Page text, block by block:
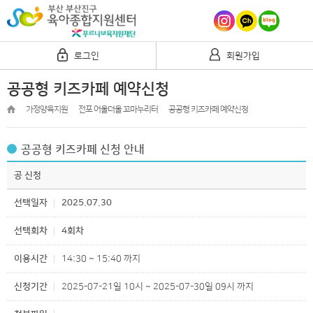
로그인 회원가입
공공형 키즈카페 예약신청
가정양육지원 전포 어울더울 꼬마누리터 공공형 키즈카페 예약신청
공공형 키즈카페 신청 안내
공 신청
선택일자 2025.07.30
선택회차 4회차
이용시간 14:30 ~ 15:40 까지
신청기간 2025-07-21일 10시 ~ 2025-07-30일 09시 까지